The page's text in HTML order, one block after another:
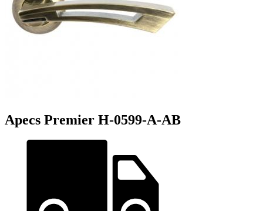
Apecs Premier H-0599-A-AB